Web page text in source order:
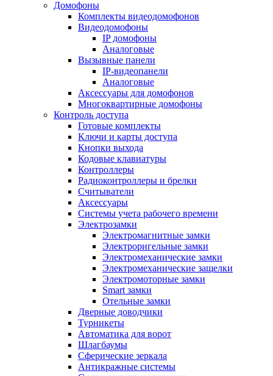
Домофоны
Комплекты видеодомофонов
Видеодомофоны
IP домофоны
Аналоговые
Вызывные панели
IP-видеопанели
Аналоговые
Аксессуары для домофонов
Многоквартирные домофоны
Контроль доступа
Готовые комплекты
Ключи и карты доступа
Кнопки выхода
Кодовые клавиатуры
Контроллеры
Радиоконтроллеры и брелки
Считыватели
Аксессуары
Системы учета рабочего времени
Электрозамки
Электромагнитные замки
Электроригельные замки
Электромеханические замки
Электромеханические защелки
Электромоторные замки
Smart замки
Отельные замки
Дверные доводчики
Турникеты
Автоматика для ворот
Шлагбаумы
Сферические зеркала
Антикражные системы